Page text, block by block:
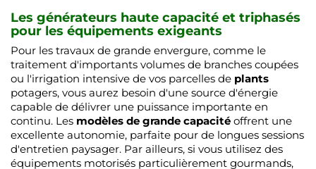
Les générateurs haute capacité et triphasés
pour les équipements exigeants
Pour les travaux de grande envergure, comme le
traitement d'importants volumes de branches coupées
ou l'irrigation intensive de vos parcelles de plants
potagers, vous aurez besoin d'une source d'énergie
capable de délivrer une puissance importante en
continu. Les modèles de grande capacité offrent une
excellente autonomie, parfaite pour de longues sessions
d'entretien paysager. Par ailleurs, si vous utilisez des
équipements motorisés particulièrement gourmands,